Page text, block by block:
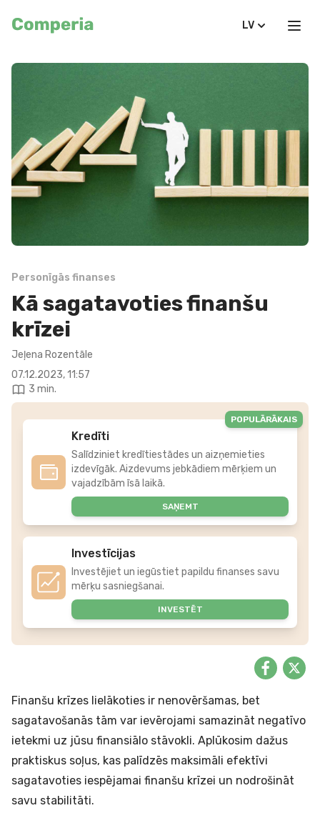
LV
Personīgās finanses
Kā sagatavoties finanšu
krīzei
Jeļena Rozentāle
07.12.2023, 11:57
3 min.
Kredīti
Salīdziniet kredītiestādes un aizņemieties
izdevīgāk. Aizdevums jebkādiem mērķiem un
vajadzībām īsā laikā.
SAŅEMT
POPULĀRĀKAIS
Investīcijas
Investējiet un iegūstiet papildu finanses savu
mērķu sasniegšanai.
INVESTĒT
Finanšu krīzes lielākoties ir nenovēršamas, bet
sagatavošanās tām var ievērojami samazināt negatīvo
ietekmi uz jūsu finansiālo stāvokli. Aplūkosim dažus
praktiskus soļus, kas palīdzēs maksimāli efektīvi
sagatavoties iespējamai finanšu krīzei un nodrošināt
savu stabilitāti.